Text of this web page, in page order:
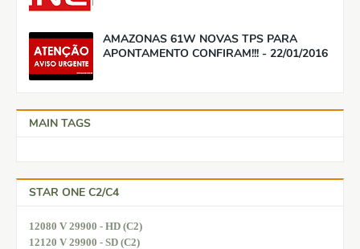
AMAZONAS 61W NOVAS TPS PARA
APONTAMENTO CONFIRAM!!! - 22/01/2016
MAIN TAGS
STAR ONE C2/C4
12080 V 29900 - HD (C2)
12120 V 29900 - SD (C2)